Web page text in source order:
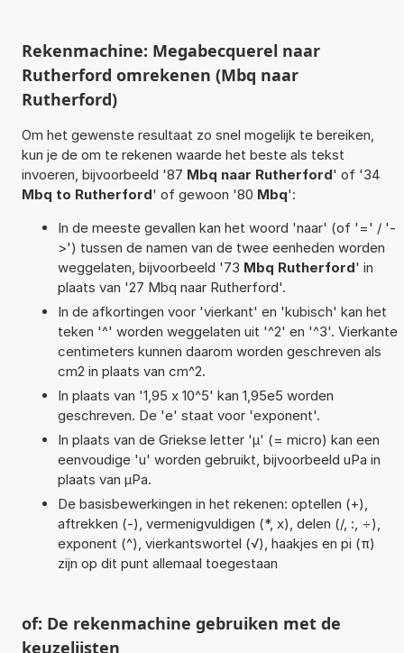
Rekenmachine: Megabecquerel naar
Rutherford omrekenen (Mbq naar
Rutherford)
Om het gewenste resultaat zo snel mogelijk te bereiken,
kun je de om te rekenen waarde het beste als tekst
invoeren, bijvoorbeeld '87 Mbq naar Rutherford' of '34
Mbq to Rutherford' of gewoon '80 Mbq':
In de meeste gevallen kan het woord 'naar' (of '=' / '-
>') tussen de namen van de twee eenheden worden
weggelaten, bijvoorbeeld '73 Mbq Rutherford' in
plaats van '27 Mbq naar Rutherford'.
In de afkortingen voor 'vierkant' en 'kubisch' kan het
teken '^' worden weggelaten uit '^2' en '^3'. Vierkante
centimeters kunnen daarom worden geschreven als
cm2 in plaats van cm^2.
In plaats van '1,95 x 10^5' kan 1,95e5 worden
geschreven. De 'e' staat voor 'exponent'.
In plaats van de Griekse letter 'µ' (= micro) kan een
eenvoudige 'u' worden gebruikt, bijvoorbeeld uPa in
plaats van µPa.
De basisbewerkingen in het rekenen: optellen (+),
aftrekken (-), vermenigvuldigen (*, x), delen (/, :, ÷),
exponent (^), vierkantswortel (√), haakjes en pi (π)
zijn op dit punt allemaal toegestaan
of: De rekenmachine gebruiken met de
keuzelijsten